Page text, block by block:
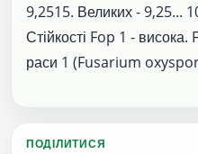
9,2515. Великих - 9,25...
Стійкості Fop 1 - висока.
раси 1 (Fusarium
ПОДІЛИТИСЯ